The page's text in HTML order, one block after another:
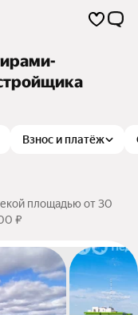
Взнос и платёж
площадью от 30
₽